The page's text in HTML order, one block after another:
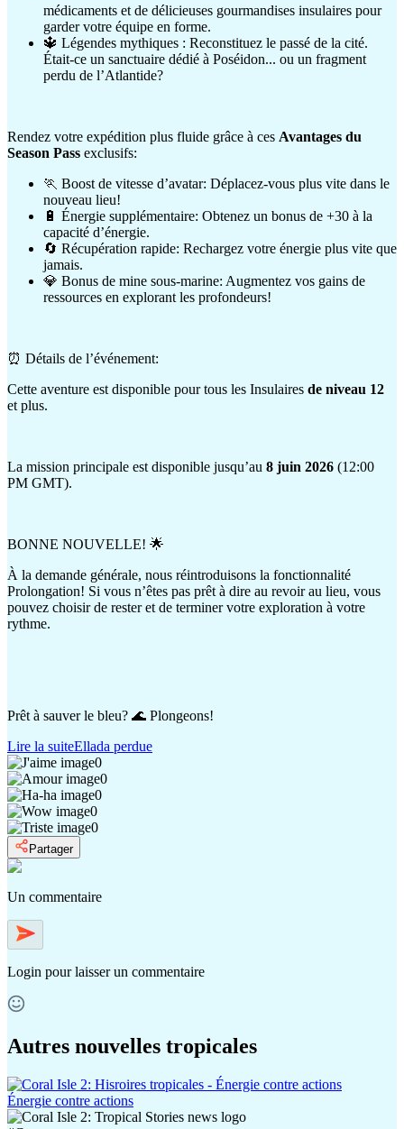
médicaments et de délicieuses gourmandises insulaires pour
garder votre équipe en forme.
🔱 Légendes mythiques : Reconstituez le passé de la cité.
Était-ce un sanctuaire dédié à Poséidon... ou un fragment
perdu de l’Atlantide?
Rendez votre expédition plus fluide grâce à ces Avantages du
Season Pass exclusifs:
🏃 Boost de vitesse d’avatar: Déplacez-vous plus vite dans le
nouveau lieu!
🔋 Énergie supplémentaire: Obtenez un bonus de +30 à la
capacité d’énergie.
🔄 Récupération rapide: Rechargez votre énergie plus vite que
jamais.
💎 Bonus de mine sous-marine: Augmentez vos gains de
ressources en explorant les profondeurs!
⏰ Détails de l’événement:
Cette aventure est disponible pour tous les Insulaires de niveau 12
et plus.
La mission principale est disponible jusqu’au 8 juin 2026 (12:00
PM GMT).
BONNE NOUVELLE! 🌟
À la demande générale, nous réintroduisons la fonctionnalité
Prolongation! Si vous n’êtes pas prêt à dire au revoir au lieu, vous
pouvez choisir de rester et de terminer votre exploration à votre
rythme.
Prêt à sauver le bleu? 🌊 Plongeons!
Lire la suiteEllada perdue
0
0
0
0
0
Partager
Un commentaire
Login pour laisser un commentaire
Autres nouvelles tropicales
Énergie contre actions